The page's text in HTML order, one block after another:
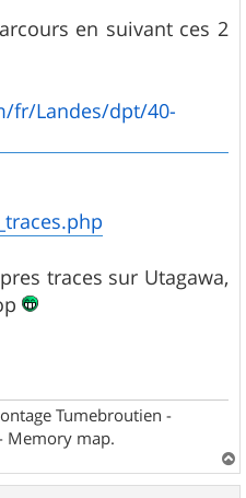
en suivant ces 2
fr/Landes/dpt/40-
traces sur Utagawa,
Tumebroutien -
Memory map.
a